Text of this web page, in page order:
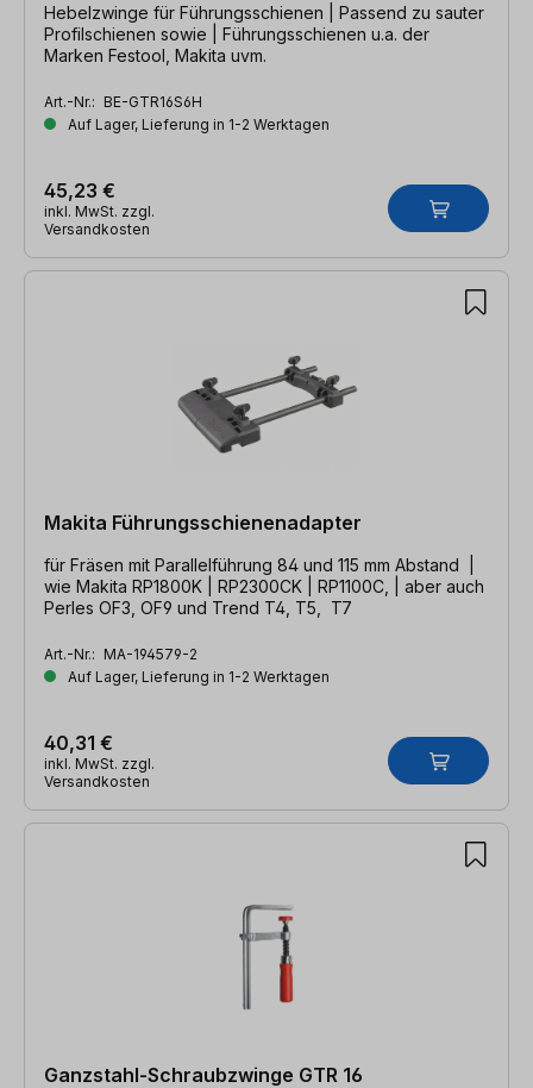
Hebelzwinge für Führungsschienen | Passend zu sauter
Profilschienen sowie | Führungsschienen u.a. der
Marken Festool, Makita uvm.
Art.-Nr.: BE-GTR16S6H
Auf Lager, Lieferung in 1-2 Werktagen
45,23 €
inkl. MwSt. zzgl.
Versandkosten
Makita Führungsschienenadapter
für Fräsen mit Parallelführung 84 und 115 mm Abstand |
wie Makita RP1800K | RP2300CK | RP1100C, | aber auch
Perles OF3, OF9 und Trend T4, T5, T7
Art.-Nr.: MA-194579-2
Auf Lager, Lieferung in 1-2 Werktagen
40,31 €
inkl. MwSt. zzgl.
Versandkosten
Ganzstahl-Schraubzwinge GTR 16